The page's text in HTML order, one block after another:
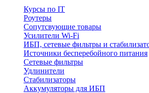
Курсы по IT
Роутеры
Сопутсвующие товары
Усилители Wi-Fi
ИБП, сетевые фильтры и
Источники бесперебойного питания
Сетевые фильтры
Удлинители
Стабилизаторы
Аккумуляторы для ИБП